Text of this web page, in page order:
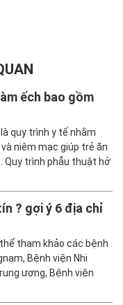
ếch bao gồm
quy trình y tế nhằm
niêm mạc giúp trẻ ăn
Quy trình phẫu thuật hở
? gợi ý 6 địa chỉ
tham khảo các bệnh
Bệnh viện Nhi
ương, Bệnh viện